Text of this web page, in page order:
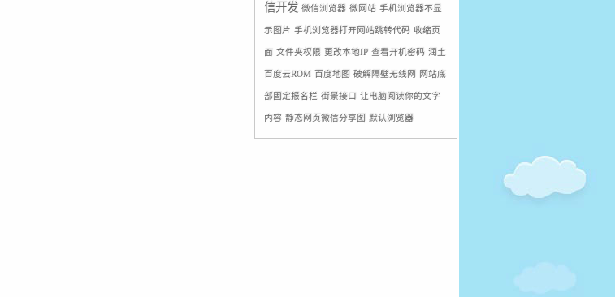
丶洋:随缘来访 :razz:
dede文章插入分页符不起作用，编辑
器中出现分页符，导致文章显示不全 -
下的长文章插入
信开发 微信浏览器 微网站 手机浏览器不显
示图片 手机浏览器打开网站跳转代码 收缩页
面 文件夹权限 更改本地IP 查看开机密码 润土
百度云ROM 百度地图 破解隔壁无线网 网站底
部固定报名栏 街景接口 让电脑阅读你的文字
内容 静态网页微信分享图 默认浏览器